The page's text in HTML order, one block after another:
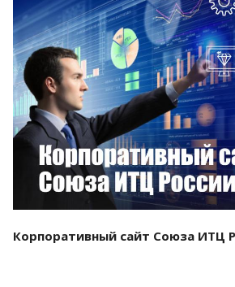
Смотреть проект
Корпоративный сайт Союза ИТЦ